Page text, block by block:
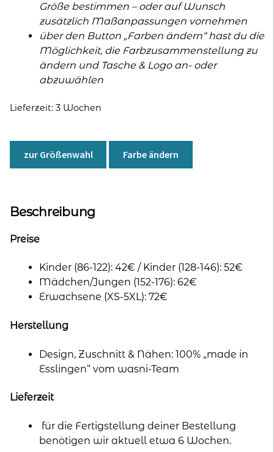
Größe bestimmen – oder auf Wunsch
zusätzlich Maßanpassungen vornehmen
über den Button „Farben ändern“ hast du die
Möglichkeit, die Farbzusammenstellung zu
ändern und Tasche & Logo an- oder
abzuwählen
Lieferzeit: 3 Wochen
zur Größenwahl Farbe ändern
Beschreibung
Preise
Kinder (86-122): 42€ / Kinder (128-146): 52€
Mädchen/Jungen (152-176): 62€
Erwachsene (XS-5XL): 72€
Herstellung
Design, Zuschnitt & Nähen: 100% „made in
Esslingen“ vom wasni-Team
Lieferzeit
für die Fertigstellung deiner Bestellung
benötigen wir aktuell etwa 6 Wochen.